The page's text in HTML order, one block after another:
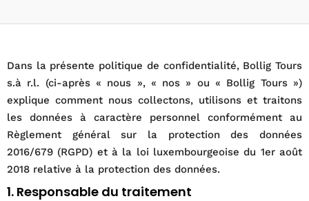
Dans la présente politique de confidentialité, Bollig Tours
s.à r.l. (ci-après « nous », « nos » ou « Bollig Tours »)
explique comment nous collectons, utilisons et traitons
les données à caractère personnel conformément au
Règlement général sur la protection des données
2016/679 (RGPD) et à la loi luxembourgeoise du 1er août
2018 relative à la protection des données.
1. Responsable du traitement